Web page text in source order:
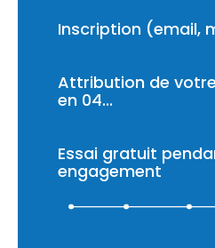
Inscription (email,
Attribution de
en 04...
Essai gratuit
engagement